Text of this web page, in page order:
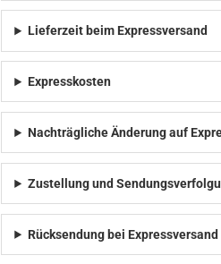
Lieferzeit beim Expressversand
Expresskosten
Nachträgliche Änderung auf
Zustellung und
Rücksendung bei Expressversand